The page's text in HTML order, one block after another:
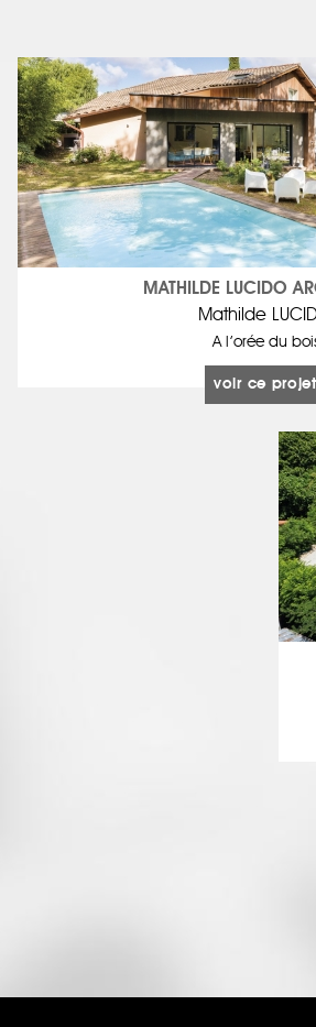
MATHILDE LUCIDO
Mathilde
A l’orée du
voir ce projet